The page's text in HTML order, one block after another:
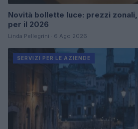
Novità bollette luce: prezzi
per il 2026
Linda Pellegrini · 6 Ago 2026
SERVIZI PER LE AZIENDE